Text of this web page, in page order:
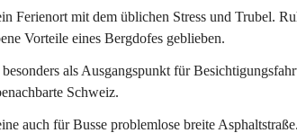
Ferienort mit dem üblichen Stress und Trubel.
Vorteile eines Bergdofes geblieben.
als Ausgangspunkt für
Schweiz.
auch für Busse problemlose breite